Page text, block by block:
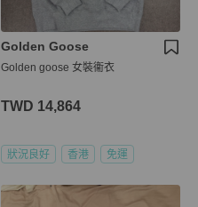
Golden Goose
Golden goose 女裝衞衣
TWD 14,864
狀況良好 香港 免運